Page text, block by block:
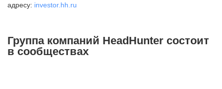
2-я Брестская ул., д. 48,
+7 495 980-64-27
адресу: investor.hh.ru
Группа компаний HeadHunter состоит
в сообществах